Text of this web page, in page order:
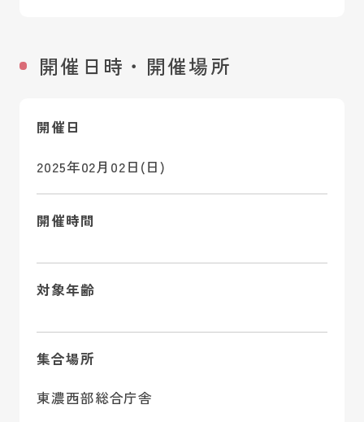
開催日時・開催場所
開催日
2025年02月02日(日)
開催時間
対象年齢
集合場所
東濃西部総合庁舎